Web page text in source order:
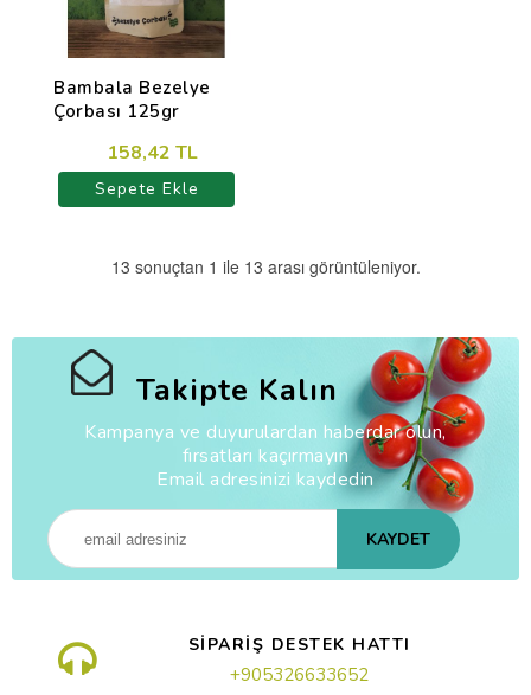
Bambala Bezelye
Çorbası 125gr
158,42 TL
Sepete Ekle
13 sonuçtan 1 ile 13 arası görüntüleniyor.
Takipte Kalın
Kampanya ve duyurulardan haberdar olun,
fırsatları kaçırmayın
Email adresinizi kaydedin
KAYDET
SİPARİŞ DESTEK HATTI
+905326633652